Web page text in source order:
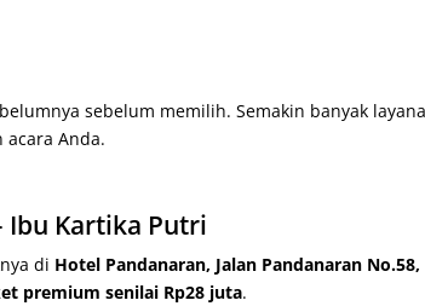
sebelum memilih. Semakin banyak
acara Anda.
Ibu Kartika Putri
di Hotel Pandanaran, Jalan Pandanaran No.58,
premium senilai Rp28 juta.